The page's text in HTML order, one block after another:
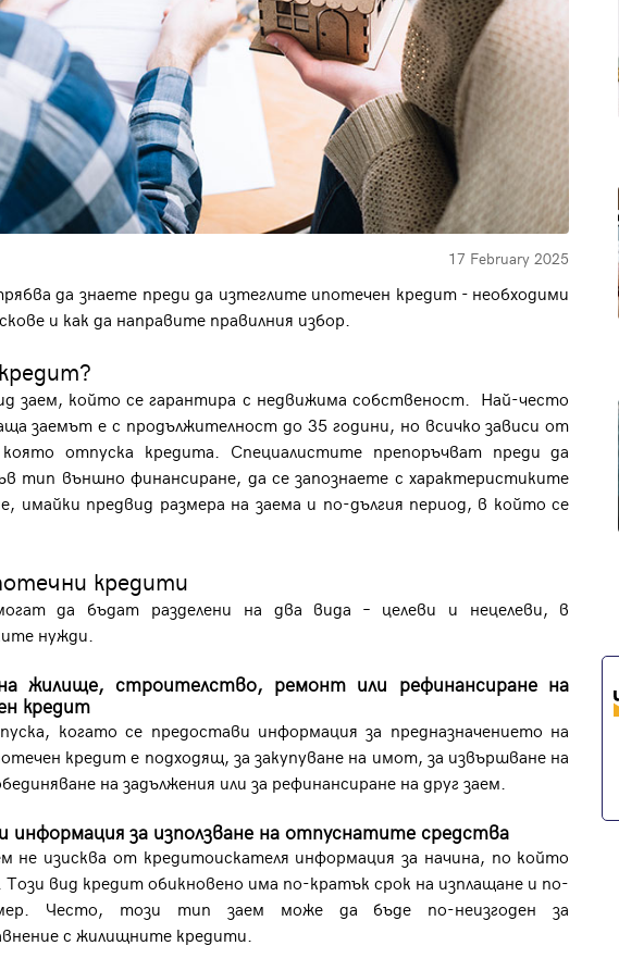
17 February 2025
да знаете преди да изтеглите ипотечен кредит - необходими
и как да направите правилния избор.
заем, който се гарантира с недвижима собственост. Най-често
заемът е с продължителност до 35 години, но всичко зависи от
отпуска кредита. Специалистите препоръчват преди да
тип външно финансиране, да се запознаете с характеристиките
имайки предвид размера на заема и по-дългия период, в който се
кредити
да бъдат разделени на два вида – целеви и нецелеви, в
нужди.
жилище, строителство, ремонт или рефинансиране на
кредит
когато се предостави информация за предназначението на
кредит е подходящ, за закупуване на имот, за извършване на
на задължения или за рефинансиране на друг заем.
информация за използване на отпуснатите средства
не изисква от кредитоискателя информация за начина, по който
вид кредит обикновено има по-кратък срок на изплащане и по-
Често, този тип заем може да бъде по-неизгоден за
с жилищните кредити.